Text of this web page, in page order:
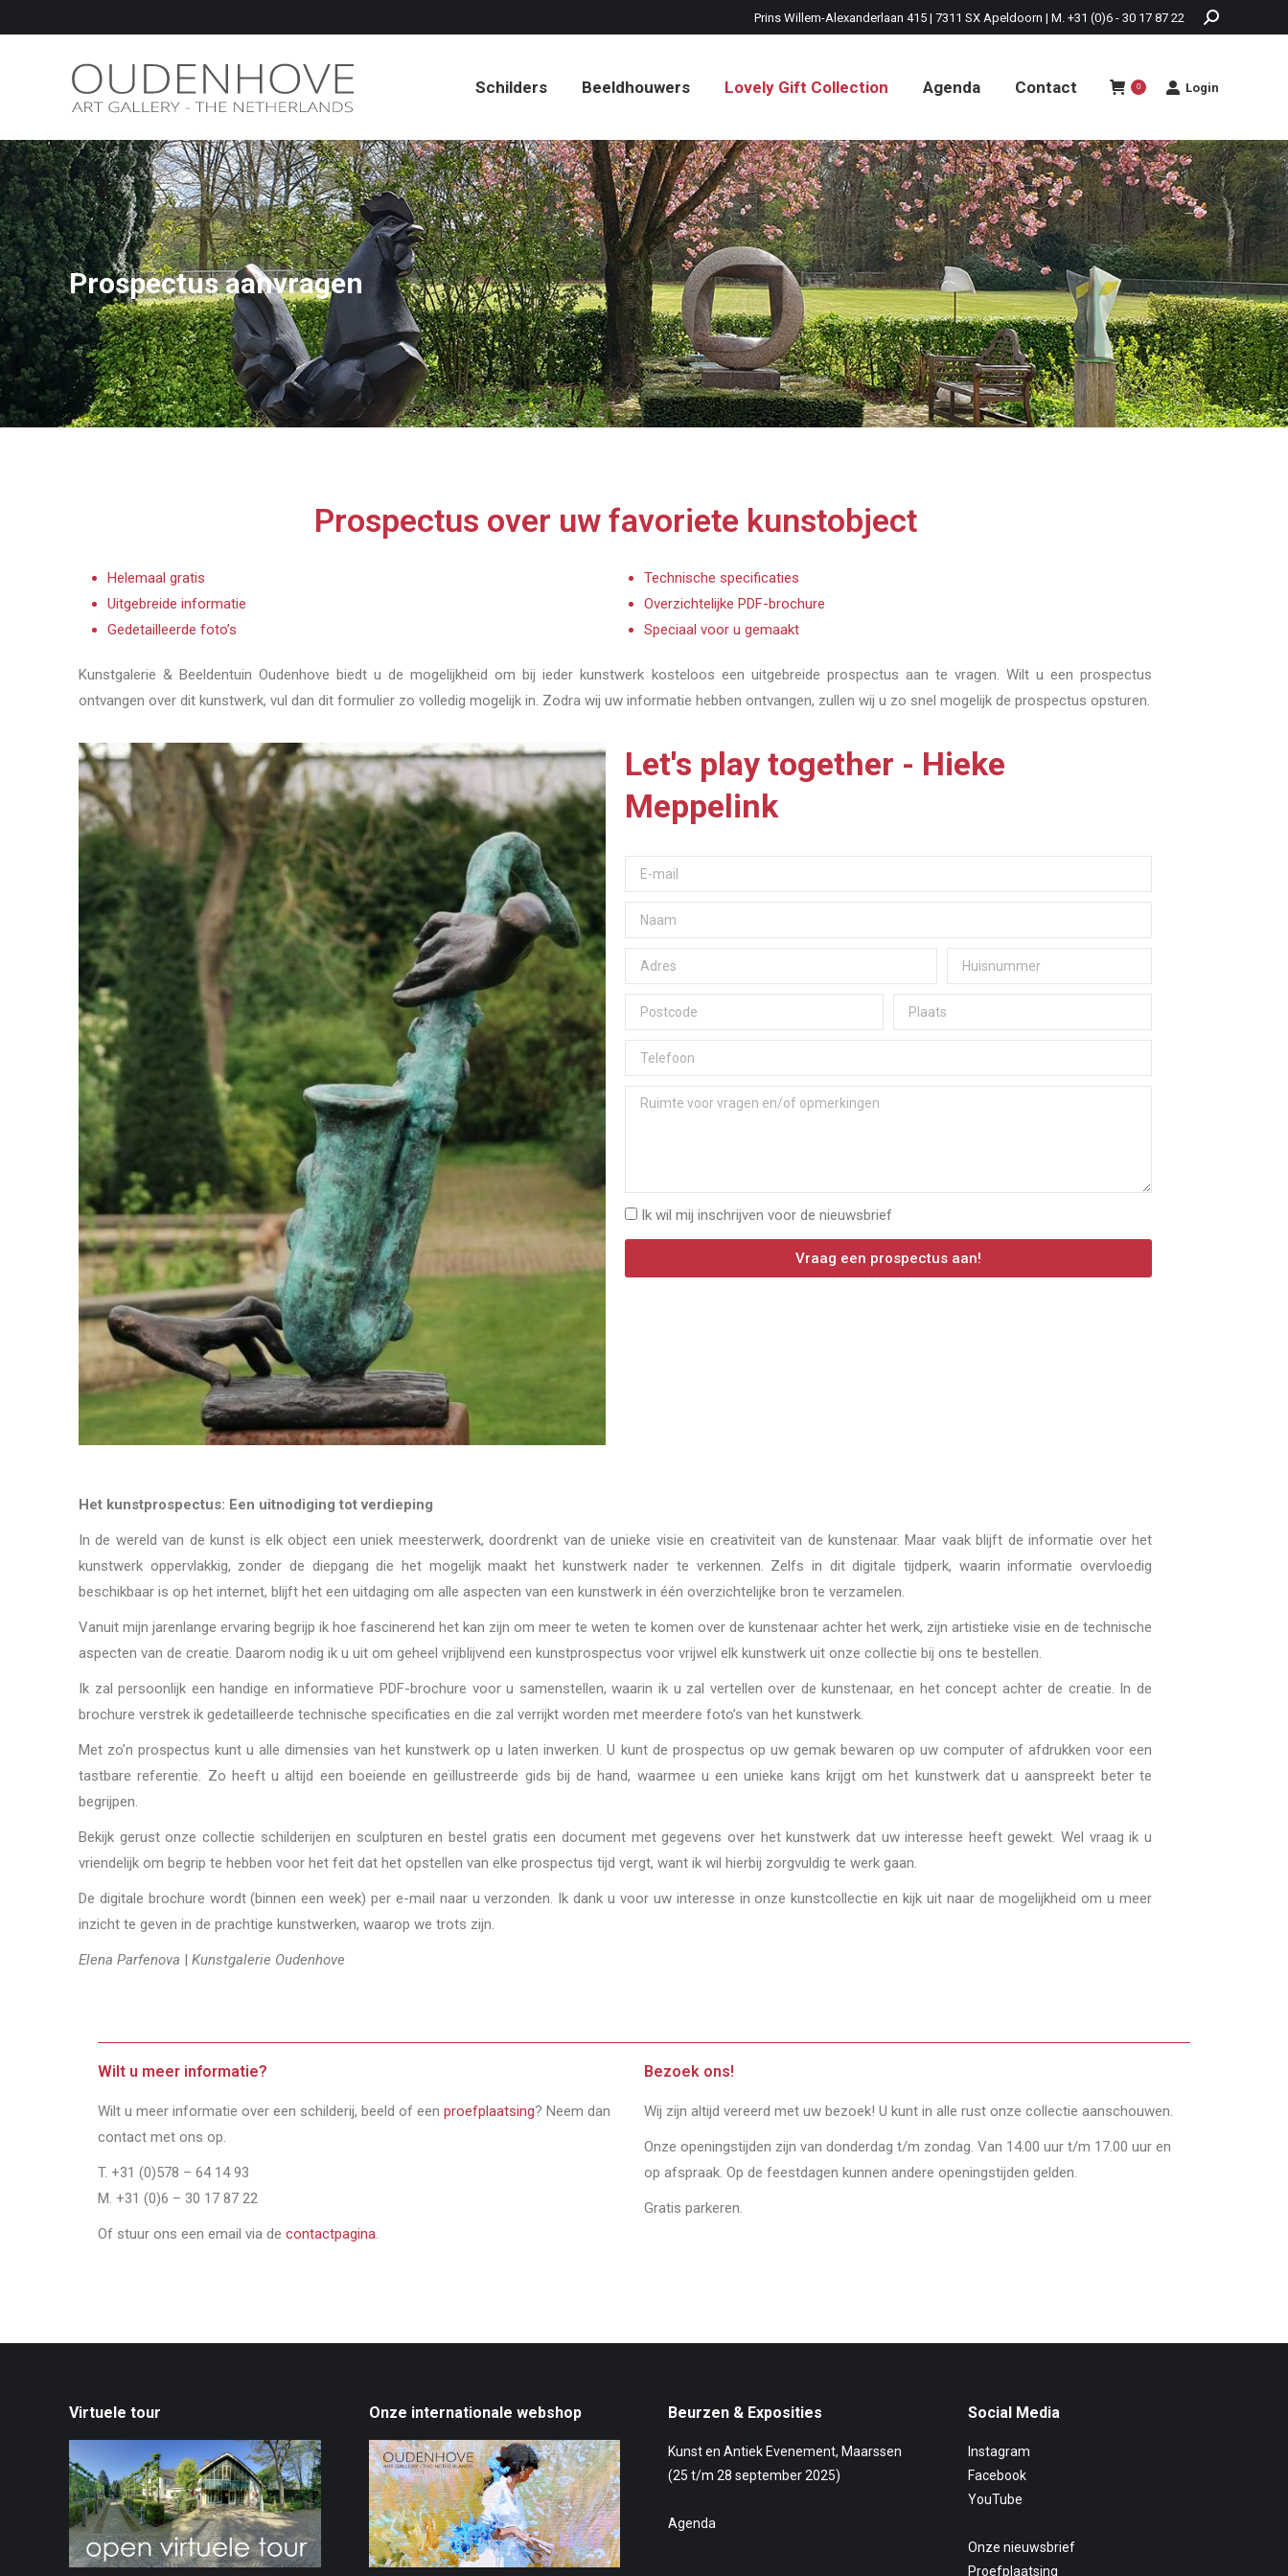
Prins Willem-Alexanderlaan 415 | 7311 SX Apeldoorn | M. +31 (0)6 - 30 17 87 22
Schilders Beeldhouwers Lovely Gift Collection Agenda Contact 0 Login
Prospectus aanvragen
Prospectus over uw favoriete kunstobject
Helemaal gratis
Uitgebreide informatie
Gedetailleerde foto’s
Technische specificaties
Overzichtelijke PDF-brochure
Speciaal voor u gemaakt
Kunstgalerie & Beeldentuin Oudenhove biedt u de mogelijkheid om bij ieder kunstwerk kosteloos een uitgebreide prospectus aan te vragen. Wilt u een prospectus
ontvangen over dit kunstwerk, vul dan dit formulier zo volledig mogelijk in. Zodra wij uw informatie hebben ontvangen, zullen wij u zo snel mogelijk de prospectus opsturen.
Let's play together - Hieke
Meppelink
Ik wil mij inschrijven voor de nieuwsbrief
Vraag een prospectus aan!
Het kunstprospectus: Een uitnodiging tot verdieping
In de wereld van de kunst is elk object een uniek meesterwerk, doordrenkt van de unieke visie en creativiteit van de kunstenaar. Maar vaak blijft de informatie over het
kunstwerk oppervlakkig, zonder de diepgang die het mogelijk maakt het kunstwerk nader te verkennen. Zelfs in dit digitale tijdperk, waarin informatie overvloedig
beschikbaar is op het internet, blijft het een uitdaging om alle aspecten van een kunstwerk in één overzichtelijke bron te verzamelen.
Vanuit mijn jarenlange ervaring begrijp ik hoe fascinerend het kan zijn om meer te weten te komen over de kunstenaar achter het werk, zijn artistieke visie en de technische
aspecten van de creatie. Daarom nodig ik u uit om geheel vrijblijvend een kunstprospectus voor vrijwel elk kunstwerk uit onze collectie bij ons te bestellen.
Ik zal persoonlijk een handige en informatieve PDF-brochure voor u samenstellen, waarin ik u zal vertellen over de kunstenaar, en het concept achter de creatie. In de
brochure verstrek ik gedetailleerde technische specificaties en die zal verrijkt worden met meerdere foto’s van het kunstwerk.
Met zo’n prospectus kunt u alle dimensies van het kunstwerk op u laten inwerken. U kunt de prospectus op uw gemak bewaren op uw computer of afdrukken voor een
tastbare referentie. Zo heeft u altijd een boeiende en geïllustreerde gids bij de hand, waarmee u een unieke kans krijgt om het kunstwerk dat u aanspreekt beter te
begrijpen.
Bekijk gerust onze collectie schilderijen en sculpturen en bestel gratis een document met gegevens over het kunstwerk dat uw interesse heeft gewekt. Wel vraag ik u
vriendelijk om begrip te hebben voor het feit dat het opstellen van elke prospectus tijd vergt, want ik wil hierbij zorgvuldig te werk gaan.
De digitale brochure wordt (binnen een week) per e-mail naar u verzonden. Ik dank u voor uw interesse in onze kunstcollectie en kijk uit naar de mogelijkheid om u meer
inzicht te geven in de prachtige kunstwerken, waarop we trots zijn.
Elena Parfenova Kunstgalerie Oudenhove
Wilt u meer informatie?
Wilt u meer informatie over een schilderij, beeld of een proefplaatsing? Neem dan
contact met ons op.
T. +31 (0)578 – 64 14 93
M. +31 (0)6 – 30 17 87 22
Of stuur ons een email via de contactpagina.
Bezoek ons!
Wij zijn altijd vereerd met uw bezoek! U kunt in alle rust onze collectie aanschouwen.
Onze openingstijden zijn van donderdag t/m zondag. Van 14.00 uur t/m 17.00 uur en
op afspraak. Op de feestdagen kunnen andere openingstijden gelden.
Gratis parkeren.
Virtuele tour Onze internationale webshop Beurzen & Exposities
Kunst en Antiek Evenement, Maarssen
(25 t/m 28 september 2025)
Agenda
Social Media
Instagram
Facebook
YouTube
Onze nieuwsbrief
Proefplaatsing
Schilders Beeldhouwers Lovely Gift Collection Agenda Contact Login